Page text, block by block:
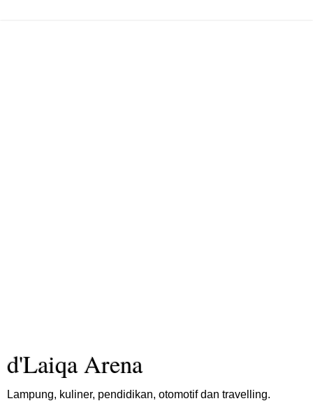
d'Laiqa Arena
Lampung, kuliner, pendidikan, otomotif dan travelling.